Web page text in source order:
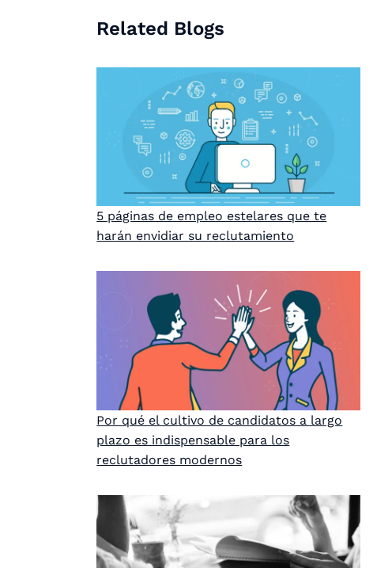
Related Blogs
5 páginas de empleo estelares que te
harán envidiar su reclutamiento
Por qué el cultivo de candidatos a largo
plazo es indispensable para los
reclutadores modernos